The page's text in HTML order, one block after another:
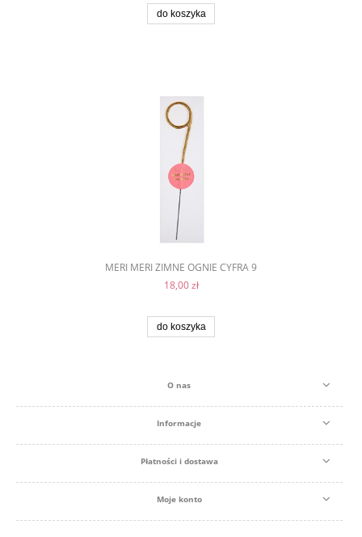
do koszyka
MERI MERI ZIMNE OGNIE CYFRA 9
18,00 zł
do koszyka
O nas
Informacje
Płatności i dostawa
Moje konto